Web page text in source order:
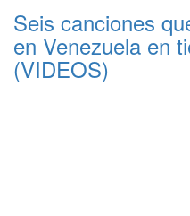
Seis canciones
en Venezuela en
(VIDEOS)